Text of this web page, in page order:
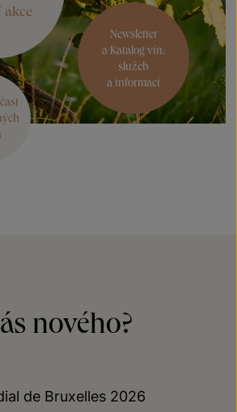
akce
Newsletter
a Katalog vín,
služeb
a informací
nového?
de Bruxelles 2026